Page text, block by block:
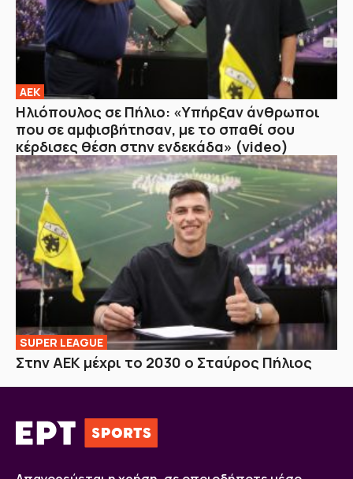
ΑΕΚ
Ηλιόπουλος σε Πήλιο: «Υπήρξαν άνθρωποι
που σε αμφισβήτησαν, με το σπαθί σου
κέρδισες θέση στην ενδεκάδα» (video)
SUPER LEAGUE
Στην AEK μέχρι το 2030 ο Σταύρος Πήλιος